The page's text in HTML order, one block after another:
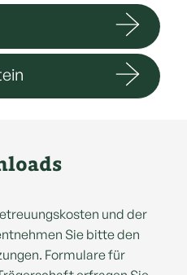
und der
Sie bitte den
Formulare für